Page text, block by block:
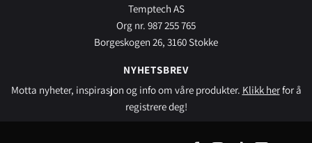
Temptech AS
Org nr. 987 255 765
Borgeskogen 26, 3160 Stokke
NYHETSBREV
Motta nyheter, inspirasjon og info om våre produkter. Klikk herfor å
registrere deg!